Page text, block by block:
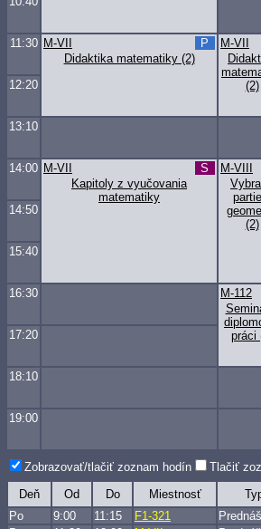
11:30
Didaktika matematiky (2)
M-VII
P
(2)
M-VII
12:20
13:10
14:00
Kapitoly z vyučovania
matematiky
M-VII
S
(2)
M-VIII
14:50
15:40
16:30
práci
M-112
17:20
18:10
19:00
Zobrazovať/tlačiť zoznam hodín Tlačiť
Deň Od Do Miestnosť
Po
9:00 11:15 F1-321